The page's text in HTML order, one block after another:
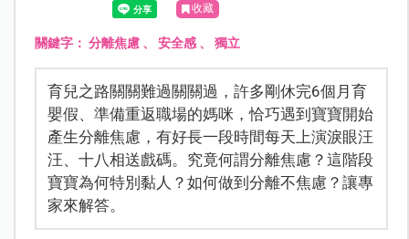
收藏
關鍵字： 分離焦慮、 安全感、 獨立
育兒之路關關難過關關過，許多剛休完6個月育
嬰假、準備重返職場的媽咪，恰巧遇到寶寶開始
產生分離焦慮，有好長一段時間每天上演淚眼汪
汪、十八相送戲碼。究竟何謂分離焦慮？這階段
寶寶為何特別黏人？如何做到分離不焦慮？讓專
家來解答。